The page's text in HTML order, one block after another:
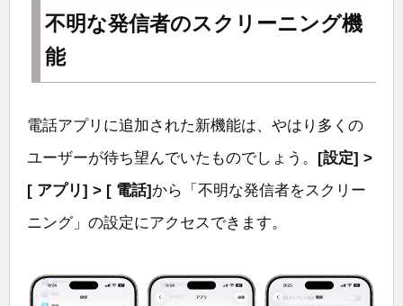
不明な発信者のスクリーニング機
能
電話アプリに追加された新機能は、やはり多くの
ユーザーが待ち望んでいたものでしょう。
[設定] >
[ アプリ] > [ 電話] から「不明な発信者をスクリー
ニング」の設定にアクセスできます。